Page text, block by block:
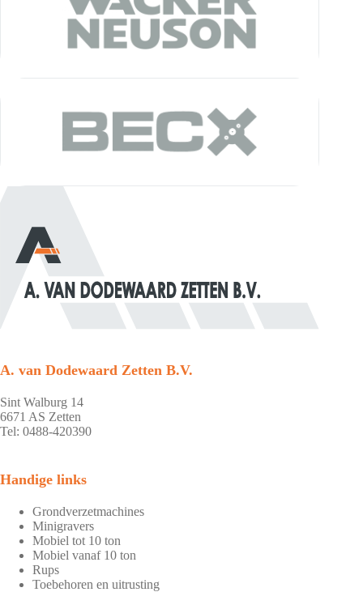
A. van Dodewaard Zetten B.V.
Sint Walburg 14
6671 AS Zetten
Tel: 0488-420390
Handige links
Grondverzetmachines
Minigravers
Mobiel tot 10 ton
Mobiel vanaf 10 ton
Rups
Toebehoren en uitrusting